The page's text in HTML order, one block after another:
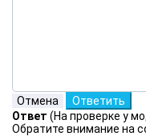
Ответ (На проверке у
Обратите внимание на